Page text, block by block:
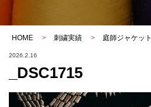
HOME > 刺繍実績 > 庭師ジャケッ
2026.2.16
_DSC1715